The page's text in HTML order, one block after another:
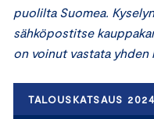
puolilta Suomea.
sähköpostitse
on voinut vastata yhden
TALOUSKATSAUS